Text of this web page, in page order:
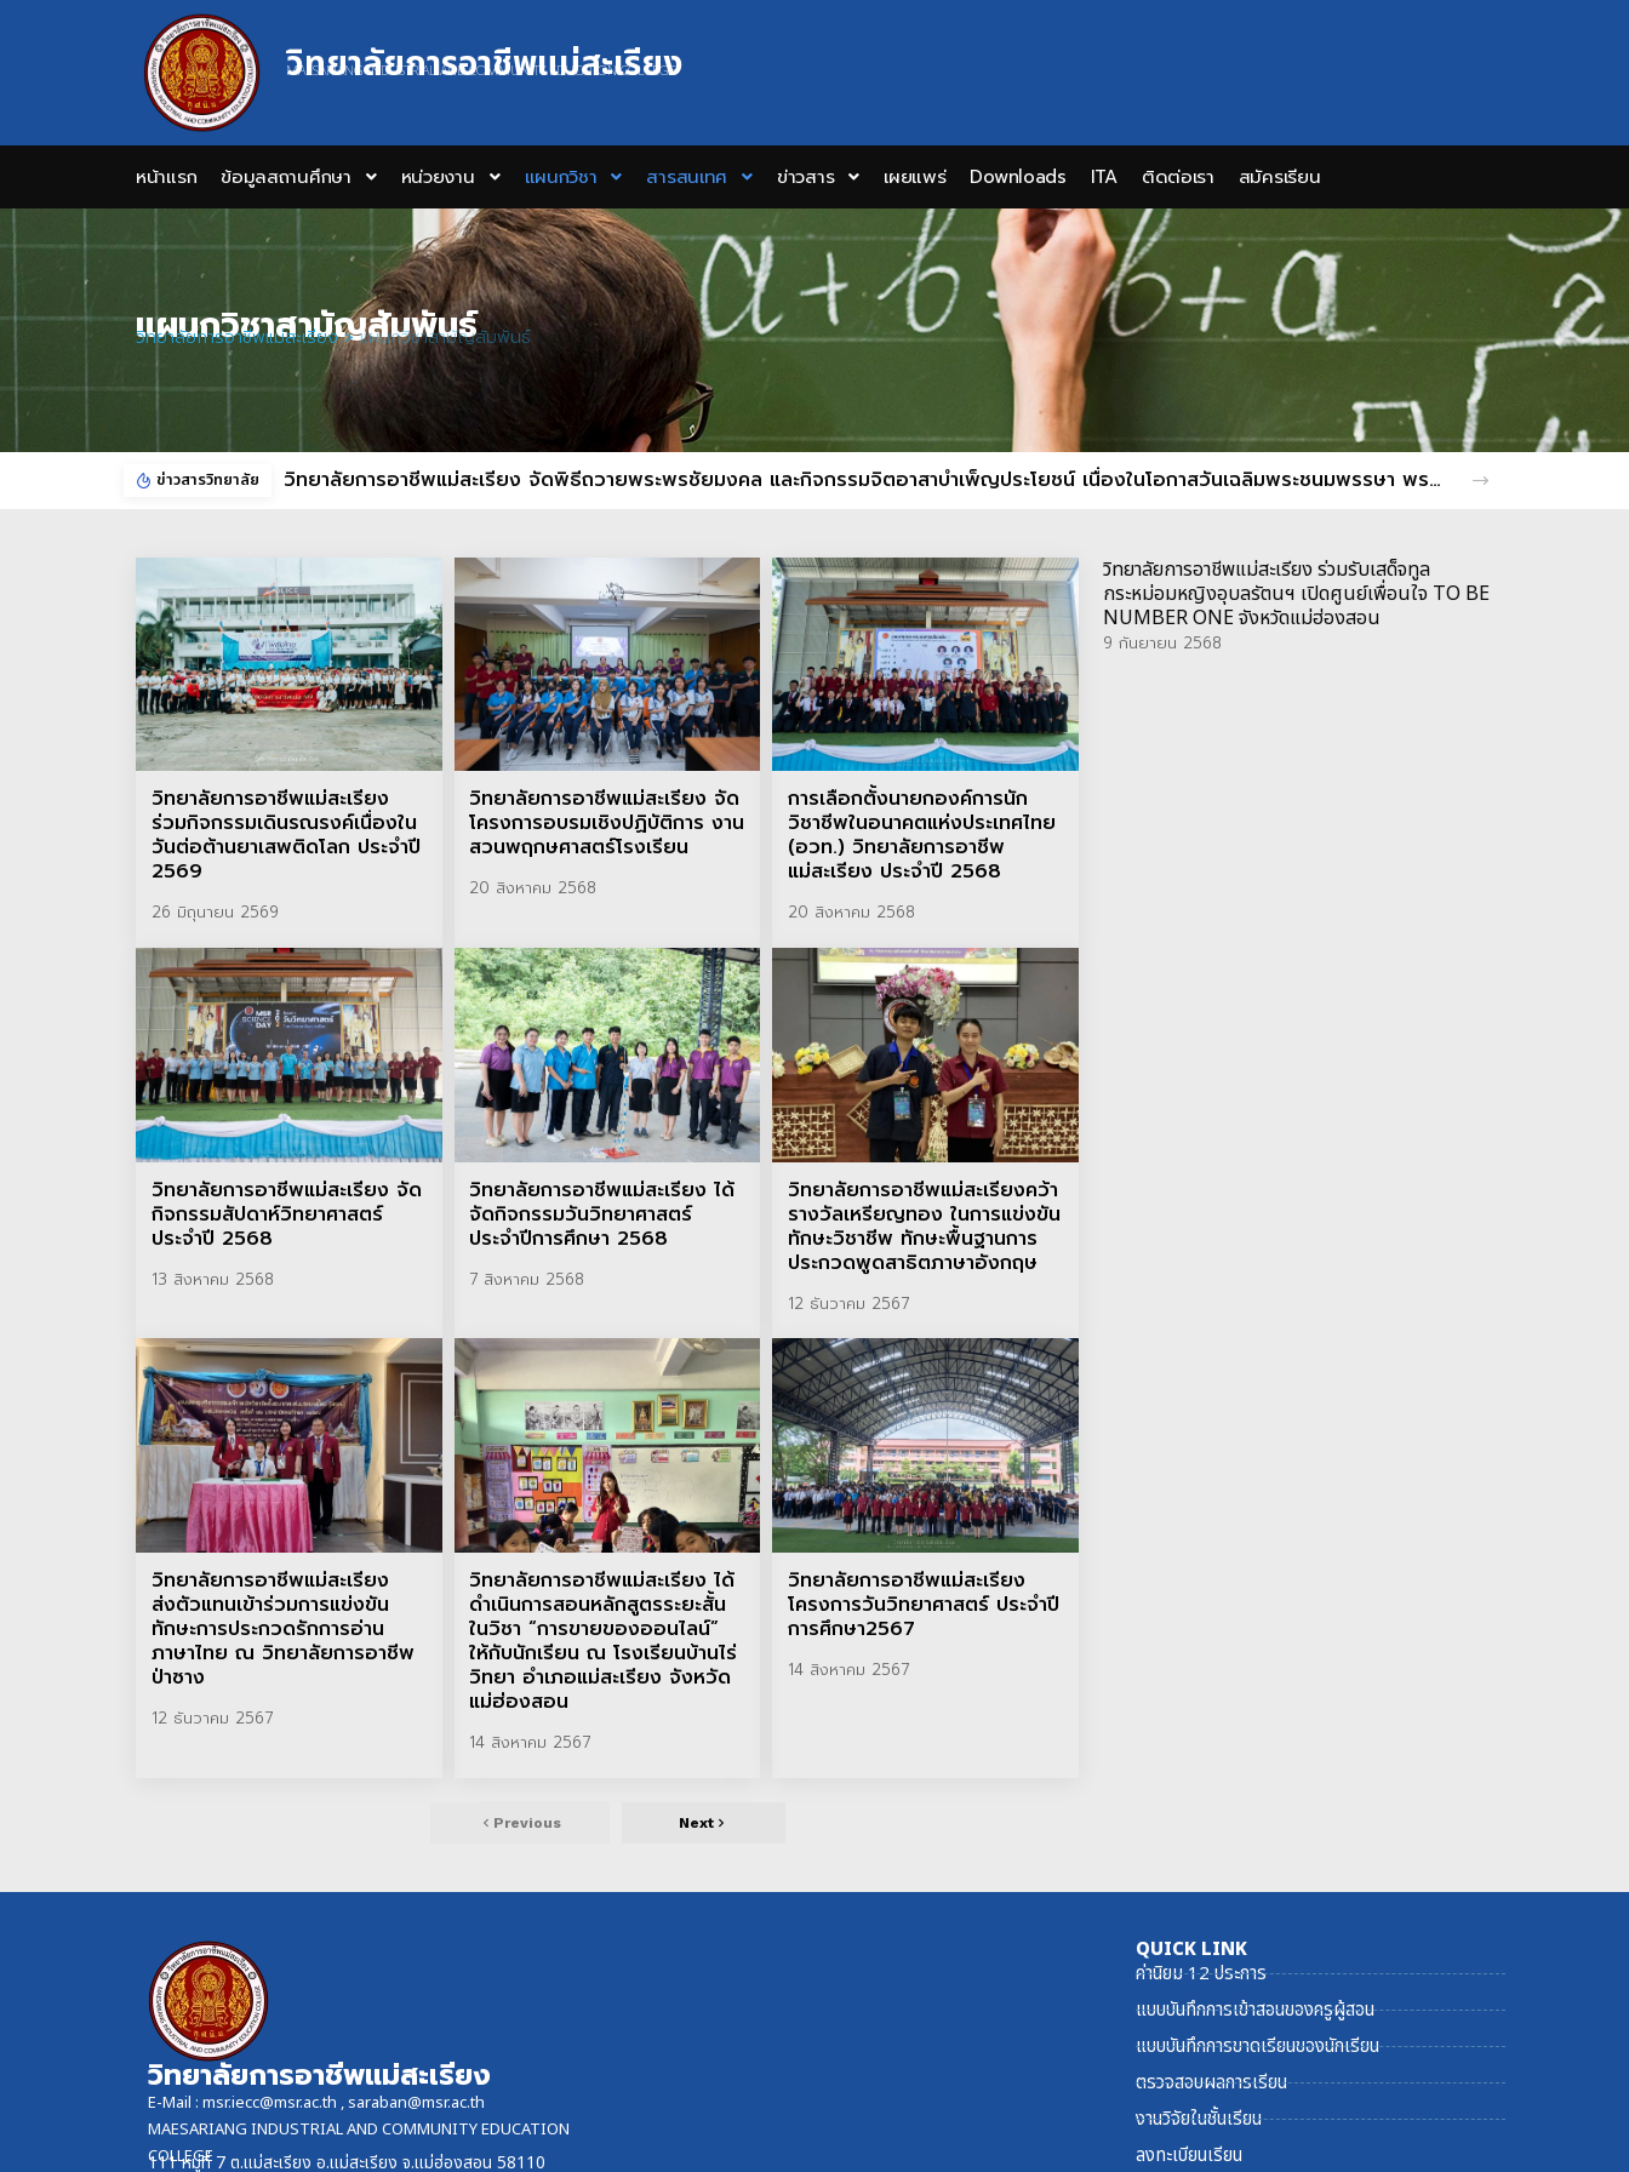
วิทยาลัยการอาชีพแม่สะเรียง
MAESARIANG INDUSTRIAL AND COMMUNITY EDUCATION COLLEGE
หน้าแรก ข้อมูลสถานศึกษา หน่วยงาน แผนกวิชา สารสนเทศ ข่าวสาร เผยแพร่ Downloads ITA ติดต่อเรา สมัครเรียน
แผนกวิชาสามัญสัมพันธ์
วิทยาลัยการอาชีพแม่สะเรียง>แผนกวิชาสามัญสัมพันธ์
ข่าวสารวิทยาลัย วิทยาลัยการอาชีพแม่สะเรียง จัดพิธีถวายพระพรชัยมงคล และกิจกรรมจิตอาสาบำเพ็ญประโยชน์ เนื่องในโอกาสวันเฉลิมพระชนมพรรษา พระบาทสมเด็จพระเจ้าอยู่หัว ประจำปีพุทธศักราช 2569
วิทยาลัยการอาชีพแม่สะเรียง
ร่วมกิจกรรมเดินรณรงค์เนื่องใน
วันต่อต้านยาเสพติดโลก ประจำปี
2569
26 มิถุนายน 2569
วิทยาลัยการอาชีพแม่สะเรียง จัด
โครงการอบรมเชิงปฏิบัติการ งาน
สวนพฤกษศาสตร์โรงเรียน
20 สิงหาคม 2568
การเลือกตั้งนายกองค์การนัก
วิชาชีพในอนาคตแห่งประเทศไทย
(อวท.) วิทยาลัยการอาชีพ
แม่สะเรียง ประจำปี 2568
20 สิงหาคม 2568
วิทยาลัยการอาชีพแม่สะเรียง จัด
กิจกรรมสัปดาห์วิทยาศาสตร์
ประจำปี 2568
13 สิงหาคม 2568
วิทยาลัยการอาชีพแม่สะเรียง ได้
จัดกิจกรรมวันวิทยาศาสตร์
ประจำปีการศึกษา 2568
7 สิงหาคม 2568
วิทยาลัยการอาชีพแม่สะเรียงคว้า
รางวัลเหรียญทอง ในการแข่งขัน
ทักษะวิชาชีพ ทักษะพื้นฐานการ
ประกวดพูดสาธิตภาษาอังกฤษ
12 ธันวาคม 2567
วิทยาลัยการอาชีพแม่สะเรียง
ส่งตัวแทนเข้าร่วมการแข่งขัน
ทักษะการประกวดรักการอ่าน
ภาษาไทย ณ วิทยาลัยการอาชีพ
ป่าซาง
12 ธันวาคม 2567
วิทยาลัยการอาชีพแม่สะเรียง ได้
ดำเนินการสอนหลักสูตรระยะสั้น
ในวิชา “การขายของออนไลน์”
ให้กับนักเรียน ณ โรงเรียนบ้านไร่
วิทยา อำเภอแม่สะเรียง จังหวัด
แม่ฮ่องสอน
14 สิงหาคม 2567
วิทยาลัยการอาชีพแม่สะเรียง
โครงการวันวิทยาศาสตร์ ประจำปี
การศึกษา2567
14 สิงหาคม 2567
Previous Next
วิทยาลัยการอาชีพแม่สะเรียง ร่วมรับเสด็จทูล
กระหม่อมหญิงอุบลรัตนฯ เปิดศูนย์เพื่อนใจ TO BE
NUMBER ONE จังหวัดแม่ฮ่องสอน
9 กันยายน 2568
วิทยาลัยการอาชีพแม่สะเรียง
E-Mail : msr.iecc@msr.ac.th ,saraban@msr.ac.th
MAESARIANG INDUSTRIAL AND COMMUNITY EDUCATION
COLLEGE
111 หมู่ที่ 7 ต.แม่สะเรียง อ.แม่สะเรียง จ.แม่ฮ่องสอน 58110
QUICK LINK
ค่านิยม 12 ประการ
แบบบันทึกการเข้าสอนของครูผู้สอน
แบบบันทึกการขาดเรียนของนักเรียน
ตรวจสอบผลการเรียน
งานวิจัยในชั้นเรียน
ลงทะเบียนเรียน